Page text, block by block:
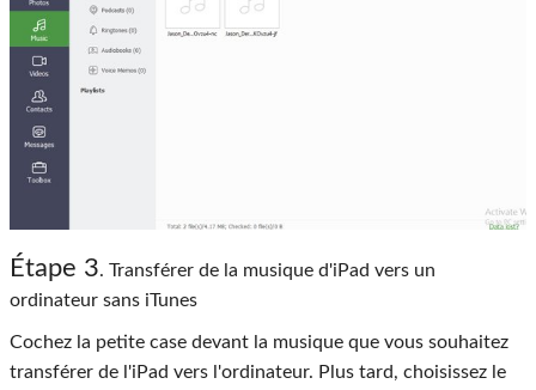
Étape 3. Transférer de la musique d'iPad vers un
ordinateur sans iTunes
Cochez la petite case devant la musique que vous souhaitez
transférer de l'iPad vers l'ordinateur. Plus tard, choisissez le